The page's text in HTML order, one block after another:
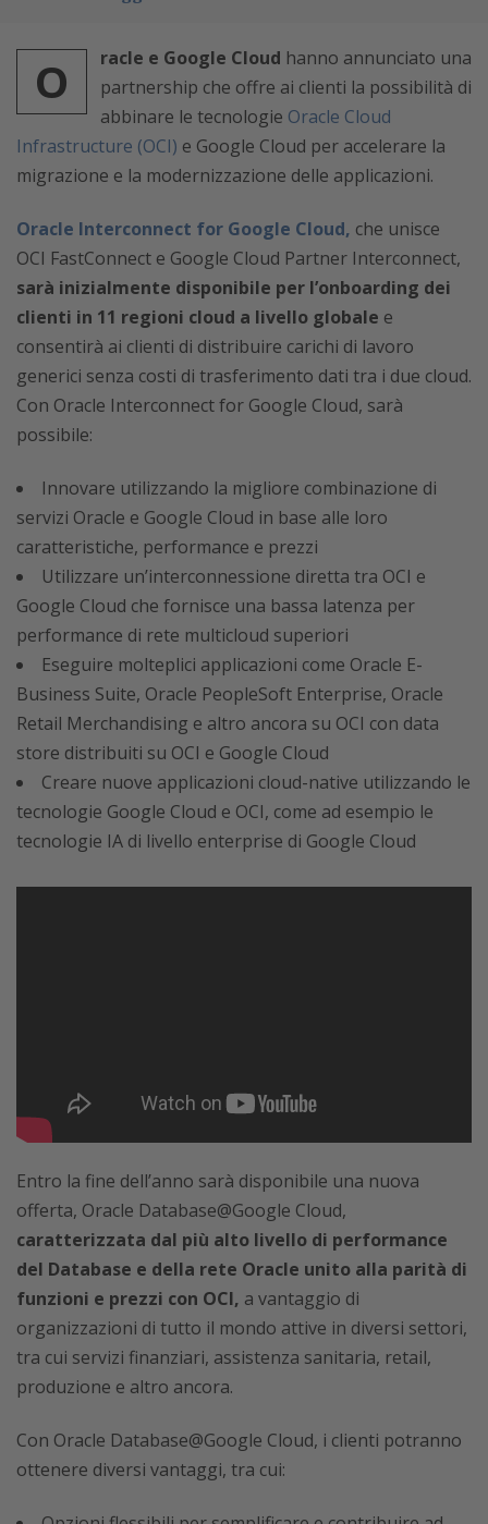
O racle e Google Cloud hanno annunciato una
partnership che offre ai clienti la possibilità di
abbinare le tecnologie Oracle Cloud
Infrastructure (OCI) e Google Cloud per accelerare la
migrazione e la modernizzazione delle applicazioni.
Oracle Interconnect for Google Cloud, che unisce
OCI FastConnect e Google Cloud Partner Interconnect,
sarà inizialmente disponibile per l’onboarding dei
clienti in 11 regioni cloud a livello globale e
consentirà ai clienti di distribuire carichi di lavoro
generici senza costi di trasferimento dati tra i due cloud.
Con Oracle Interconnect for Google Cloud, sarà
possibile:
Innovare utilizzando la migliore combinazione di
servizi Oracle e Google Cloud in base alle loro
caratteristiche, performance e prezzi
Utilizzare un’interconnessione diretta tra OCI e
Google Cloud che fornisce una bassa latenza per
performance di rete multicloud superiori
Eseguire molteplici applicazioni come Oracle E-
Business Suite, Oracle PeopleSoft Enterprise, Oracle
Retail Merchandising e altro ancora su OCI con data
store distribuiti su OCI e Google Cloud
Creare nuove applicazioni cloud-native utilizzando le
tecnologie Google Cloud e OCI, come ad esempio le
tecnologie IA di livello enterprise di Google Cloud
Entro la fine dell’anno sarà disponibile una nuova
offerta, Oracle Database@Google Cloud,
caratterizzata dal più alto livello di performance
del Database e della rete Oracle unito alla parità di
funzioni e prezzi con OCI, a vantaggio di
organizzazioni di tutto il mondo attive in diversi settori,
tra cui servizi finanziari, assistenza sanitaria, retail,
produzione e altro ancora.
Con Oracle Database@Google Cloud, i clienti potranno
ottenere diversi vantaggi, tra cui: